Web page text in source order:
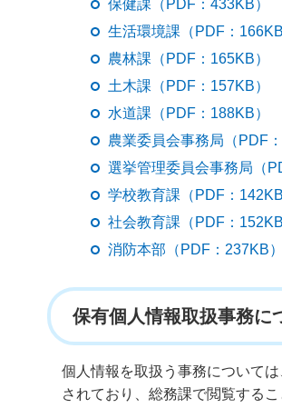
保健課（PDF：433KB）
生活環境課（PDF：166KB
農林課（PDF：165KB）
土木課（PDF：157KB）
水道課（PDF：188KB）
農業委員会事務局（PDF：
選挙管理委員会事務局（
学校教育課（PDF：142KB
社会教育課（PDF：152KB
消防本部（PDF：237KB）
保有個人情報取扱事務に
個人情報を取扱う事務について
されており、総務課で閲覧するこ